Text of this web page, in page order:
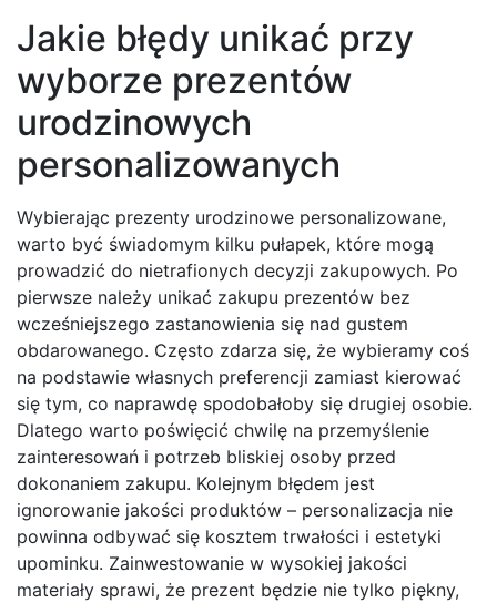
Jakie błędy unikać przy
wyborze prezentów
urodzinowych
personalizowanych
Wybierając prezenty urodzinowe personalizowane,
warto być świadomym kilku pułapek, które mogą
prowadzić do nietrafionych decyzji zakupowych. Po
pierwsze należy unikać zakupu prezentów bez
wcześniejszego zastanowienia się nad gustem
obdarowanego. Często zdarza się, że wybieramy coś
na podstawie własnych preferencji zamiast kierować
się tym, co naprawdę spodobałoby się drugiej osobie.
Dlatego warto poświęcić chwilę na przemyślenie
zainteresowań i potrzeb bliskiej osoby przed
dokonaniem zakupu. Kolejnym błędem jest
ignorowanie jakości produktów – personalizacja nie
powinna odbywać się kosztem trwałości i estetyki
upominku. Zainwestowanie w wysokiej jakości
materiały sprawi, że prezent będzie nie tylko piękny,